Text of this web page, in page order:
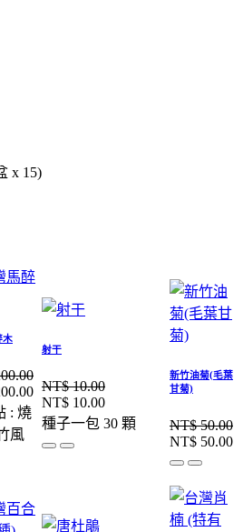
x 15)
木
: 燒
風
射干
NT$10.00
NT$ 10.00
種子一包 30 顆
新竹油菊(毛葉
甘菊)
NT$50.00
NT$ 50.00